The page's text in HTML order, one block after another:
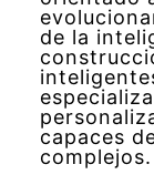
de la
capaces